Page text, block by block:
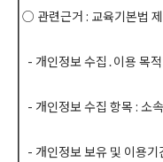
○ 관련근거 : 교육기본법
- 개인정보 수집․이용 목
- 개인정보 수집 항목 : 소
- 개인정보 보유 및 이용